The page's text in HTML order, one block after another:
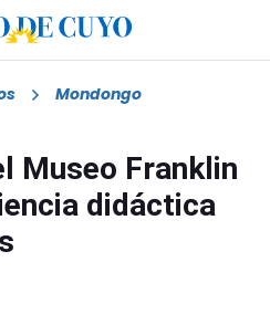
Mondongo
Museo Franklin
didáctica